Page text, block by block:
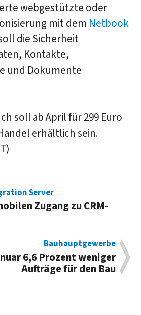
webgestützte oder
mit dem Netbook
die Sicherheit
Kontakte,
und Dokumente
soll ab April für 299 Euro
erhältlich sein.
)
Server
Zugang zu CRM-
Bauhauptgewerbe
6,6 Prozent weniger
Aufträge für den Bau